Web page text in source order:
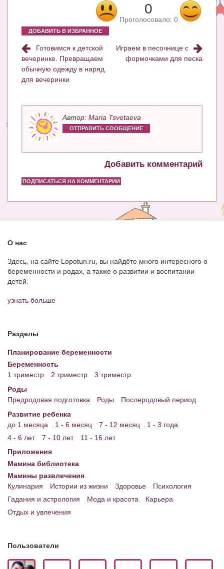
0
Проголосовало: 0
ДОБАВИТЬ В ИЗБРАННОЕ
Готовимся к детской
вечеринке. Превращаем
обычную одежду в наряд
для вечеринки
Играем в песочнице с
формочками для песка
Автор: Maria Tsvetaeva
ОТПРАВИТЬ СООБЩЕНИЕ
Добавить комментарий
ПОДПИСАТЬСЯ НА КОММЕНТАРИИ
О нас
Здесь, на сайте Lopotun.ru, вы найдёте много интересного о
беременности и родах, а также о развитии и воспитании
детей.
узнать больше
Разделы
Планирование беременности
Беременность
1 триместр
2 триместр
3 триместр
Роды
Предродовая подготовка
Роды
Послеродовый период
Развитие ребенка
до 1 месяца
1 - 6 месяц 7 - 12 месяц
1 - 3 года
4 - 6 лет
7 - 10 лет
11 - 16 лет
Приложения
Мамина библиотека
Мамины развлечения
Кулинария
Истории из жизни Здоровье
Психология
Гадания и астрология
Мода и красота
Карьера
Отдых и увлечения
Пользователи